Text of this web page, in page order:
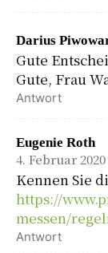
Darius
Gute
Gute, Frau
Antwort
Eugenie Roth
4. Februar
Kennen Sie
https://
messen/
Antwort